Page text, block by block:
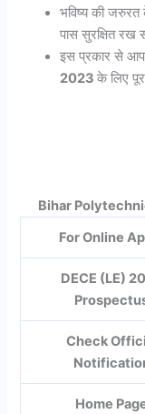
भविष्य की
पास सुरक्षित रख
इस प्रकार से
2023के लिए
Bihar
For Online
DECE (LE)
Check
Home